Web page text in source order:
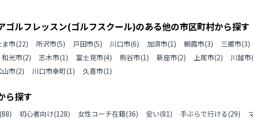
ゴルフレッスン(ゴルフスクール)のある他の市区町村から探す
ま市(22) 所沢市(5) 戸田市(5) 川口市(6) 加須市(1) 朝霞市(3) 三郷市(3)
和光市(2) 志木市(1) 富士見市(4) 熊谷市(1) 新座市(2) 上尾市(2) 川越市(
市(2) 川口市幸町(1) 久喜市(1)
ら探す
(88) 初心者向け(128) 女性コーチ在籍(36) 安い(81) 手ぶらで行ける(29)